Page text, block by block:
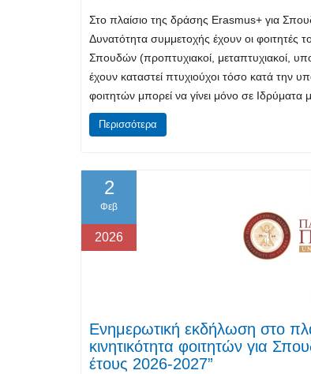
Στο πλαίσιο της δράσης Erasmus+ για
Δυνατότητα συμμετοχής έχουν οι
Σπουδών (προπτυχιακοί, μεταπτυχιακοί,
έχουν καταστεί πτυχιούχοι τόσο κατά την
φοιτητών μπορεί να γίνει μόνο σε Ιδρύματα
Περισσότερα
2
Φεβ
2026
Ενημερωτική εκδήλωση στο
κινητικότητα φοιτητών για
έτους 2026-2027”